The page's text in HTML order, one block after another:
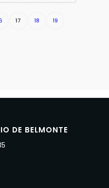
17 18 19
DE BELMONTE